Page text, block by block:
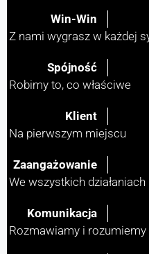
Win-Win
Z nami wygrasz w każdej
Spójność
Robimy to, co właściwe
Klient
Na pierwszym miejscu
Zaangażowanie
We wszystkich działaniach
Komunikacja
Rozmawiamy i rozumiemy